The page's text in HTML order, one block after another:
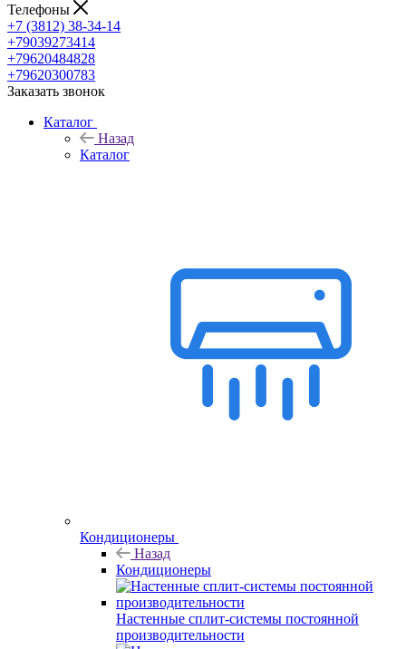
Телефоны
+7 (3812) 38-34-14
+79039273414
+79620484828
+79620300783
Заказать звонок
Каталог
Назад
Каталог
Кондиционеры
Назад
Кондиционеры
Настенные сплит-системы постоянной
производительности